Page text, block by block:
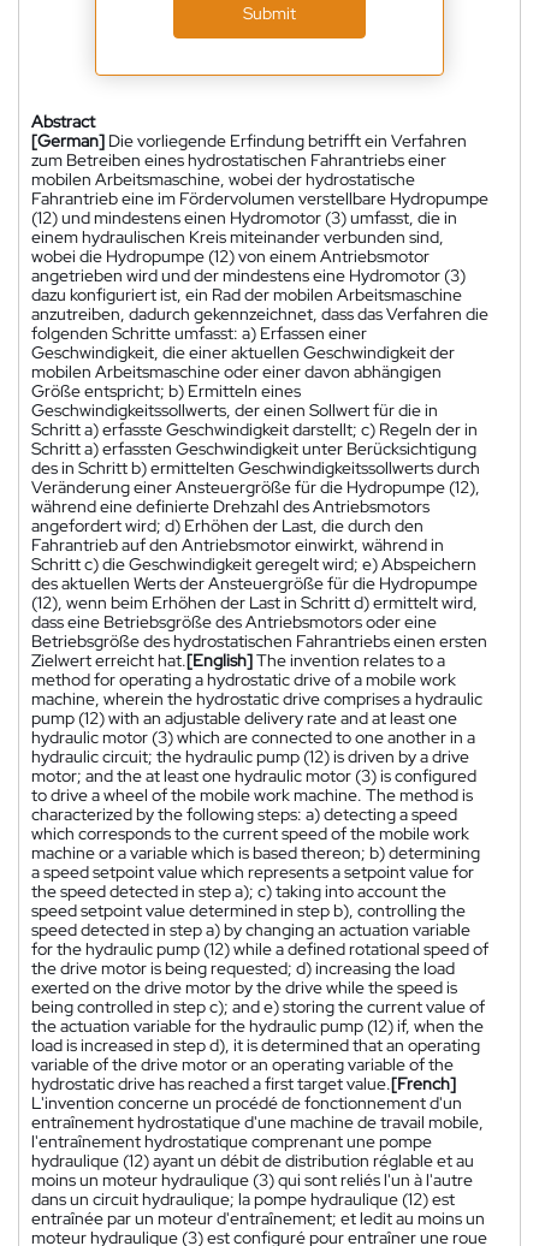
Submit
Abstract
[German] Die vorliegende Erfindung betrifft ein Verfahren
zum Betreiben eines hydrostatischen Fahrantriebs einer
mobilen Arbeitsmaschine, wobei der hydrostatische
Fahrantrieb eine im Fördervolumen verstellbare Hydropumpe
(12) und mindestens einen Hydromotor (3) umfasst, die in
einem hydraulischen Kreis miteinander verbunden sind,
wobei die Hydropumpe (12) von einem Antriebsmotor
angetrieben wird und der mindestens eine Hydromotor (3)
dazu konfiguriert ist, ein Rad der mobilen Arbeitsmaschine
anzutreiben, dadurch gekennzeichnet, dass das Verfahren die
folgenden Schritte umfasst: a) Erfassen einer
Geschwindigkeit, die einer aktuellen Geschwindigkeit der
mobilen Arbeitsmaschine oder einer davon abhängigen
Größe entspricht; b) Ermitteln eines
Geschwindigkeitssollwerts, der einen Sollwert für die in
Schritt a) erfasste Geschwindigkeit darstellt; c) Regeln der in
Schritt a) erfassten Geschwindigkeit unter Berücksichtigung
des in Schritt b) ermittelten Geschwindigkeitssollwerts durch
Veränderung einer Ansteuergröße für die Hydropumpe (12),
während eine definierte Drehzahl des Antriebsmotors
angefordert wird; d) Erhöhen der Last, die durch den
Fahrantrieb auf den Antriebsmotor einwirkt, während in
Schritt c) die Geschwindigkeit geregelt wird; e) Abspeichern
des aktuellen Werts der Ansteuergröße für die Hydropumpe
(12), wenn beim Erhöhen der Last in Schritt d) ermittelt wird,
dass eine Betriebsgröße des Antriebsmotors oder eine
Betriebsgröße des hydrostatischen Fahrantriebs einen ersten
Zielwert erreicht hat.[English]The invention relates to a
method for operating a hydrostatic drive of a mobile work
machine, wherein the hydrostatic drive comprises a hydraulic
pump (12) with an adjustable delivery rate and at least one
hydraulic motor (3) which are connected to one another in a
hydraulic circuit; the hydraulic pump (12) is driven by a drive
motor; and the at least one hydraulic motor (3) is configured
to drive a wheel of the mobile work machine. The method is
characterized by the following steps: a) detecting a speed
which corresponds to the current speed of the mobile work
machine or a variable which is based thereon; b) determining
a speed setpoint value which represents a setpoint value for
the speed detected in step a); c) taking into account the
speed setpoint value determined in step b), controlling the
speed detected in step a) by changing an actuation variable
for the hydraulic pump (12) while a defined rotational speed of
the drive motor is being requested; d) increasing the load
exerted on the drive motor by the drive while the speed is
being controlled in step c); and e) storing the current value of
the actuation variable for the hydraulic pump (12) if, when the
load is increased in step d), it is determined that an operating
variable of the drive motor or an operating variable of the
hydrostatic drive has reached a first target value.[French]
L'invention concerne un procédé de fonctionnement d'un
entraînement hydrostatique d'une machine de travail mobile,
l'entraînement hydrostatique comprenant une pompe
hydraulique (12) ayant un débit de distribution réglable et au
moins un moteur hydraulique (3) qui sont reliés l'un à l'autre
dans un circuit hydraulique; la pompe hydraulique (12) est
entraînée par un moteur d'entraînement; et ledit au moins un
moteur hydraulique (3) est configuré pour entraîner une roue